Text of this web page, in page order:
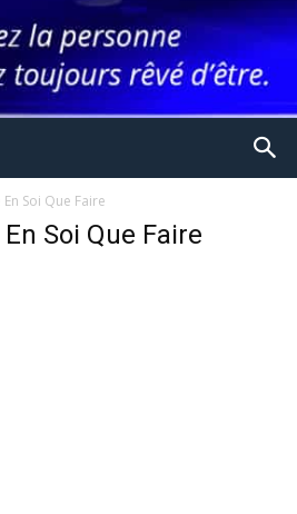
Soi Que Faire
Soi Que Faire